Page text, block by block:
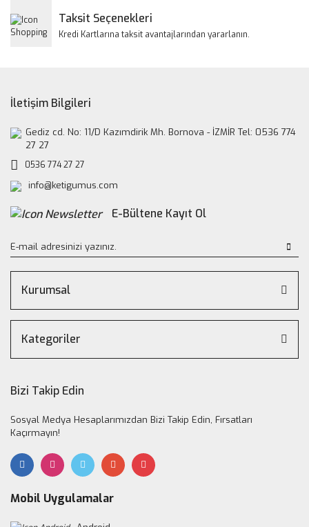
Taksit Seçenekleri
Kredi Kartlarına taksit avantajlarından yararlanın.
İletişim Bilgileri
Gediz cd. No: 11/D Kazımdirik Mh. Bornova - İZMİR Tel: 0536 774
27 27
0536 774 27 27
info@ketigumus.com
E-Bültene Kayıt Ol
Kurumsal
Kategoriler
Bizi Takip Edin
Sosyal Medya Hesaplarımızdan Bizi Takip Edin, Fırsatları
Kaçırmayın!
Mobil Uygulamalar